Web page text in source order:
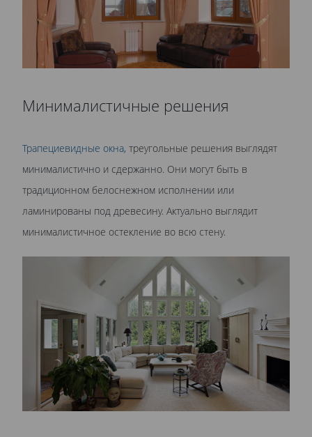
Минималистичные решения
Трапециевидные окна, треугольные решения выглядят
минималистично и сдержанно. Они могут быть в
традиционном белоснежном исполнении или
ламинированы под древесину. Актуально выглядит
минималистичное остекление во всю стену.